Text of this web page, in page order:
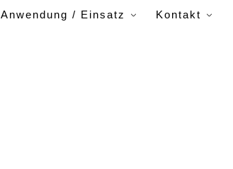
Anwendung / Einsatz Kontakt